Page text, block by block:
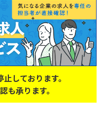
しております。
も承ります。